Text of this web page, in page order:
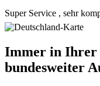
Super Service , sehr
Immer in Ihrer
bundesweiter